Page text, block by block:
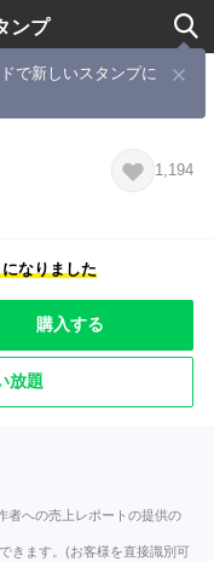
ンプ
で新しいスタンプに
ハンバーガー屋さん
1,194
なりました
購入する
放題
者への売上レポートの提供の
きます。(お客様を直接識別可